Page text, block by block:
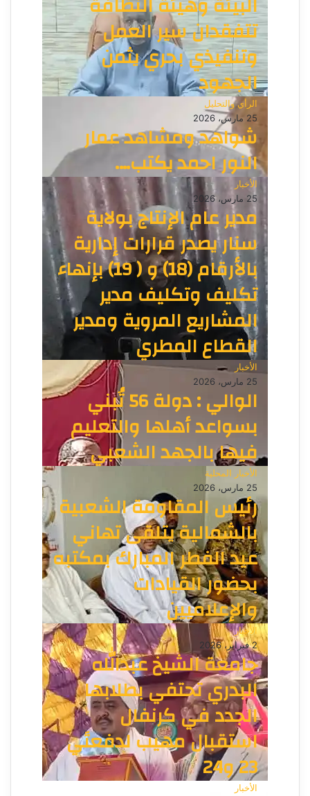
تتفقدان سير العمل
وتنفيذي بحري يثمن
الجهود
الرأي والتحليل
25 مارس، 2026
شواهد ومشاهد عمار
النور احمد يكتب….
الأخبار
25 مارس، 2026
مدير عام الإنتاج بولاية
سنار يصدر قرارات إدارية
بالأرقام (18) و ( 19) بإنهاء
تكليف وتكليف مدير
المشاريع المروية ومدير
القطاع المطري
الأخبار
25 مارس، 2026
الوالي : دولة 56 تُبني
بسواعد أهلها والتعليم
فيها بالجهد الشعبي
الأخبار المحلية
25 مارس، 2026
رئيس المقاومة الشعبية
بالشمالية يتلقى تهاني
عيد الفطر المبارك بمكتبه
بحضور القيادات
والإعلاميين
الأخبار
2 فبراير، 2026
جامعة الشيخ عبدالله
البدري تحتفي بطلابها
الجدد في كرنفال
استقبال مهيب لدفعتَي
23 و24
الأخبار